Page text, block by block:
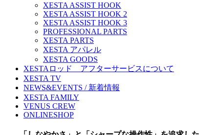
XESTA ASSIST HOOK
XESTA ASSIST HOOK 2
XESTA ASSIST HOOK 3
PROFESSIONAL PARTS
XESTA PARTS
XESTA アパレル
XESTA GOODS
XESTAロッド アフターサービスについて
XESTA TV
NEWS&EVENTS / 新着情報
XESTA FAMILY
VENUS CREW
ONLINESHOP